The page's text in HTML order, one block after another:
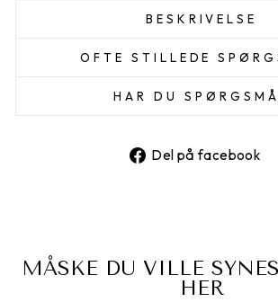
BESKRIVELSE
OFTE STILLEDE
HAR DU
Del på facebook
MÅSKE DU VILLE
HER